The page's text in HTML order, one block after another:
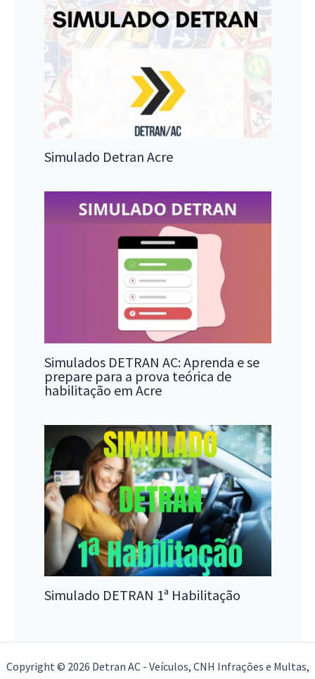
Simulado Detran Acre
Simulados DETRAN AC: Aprenda e se
prepare para a prova teórica de
habilitação em Acre
Simulado DETRAN 1ª Habilitação
Copyright © 2026 Detran AC - Veículos, CNH Infrações e Multas,